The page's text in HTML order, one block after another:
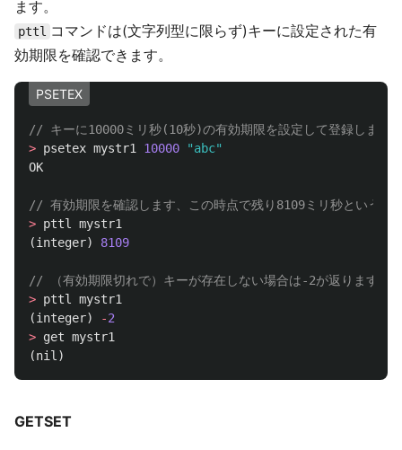
ます。
pttl コマンドは(文字列型に限らず)キーに設定された有
効期限を確認できます。
PSETEX
// キーに10000ミリ秒(10秒)の有効期限を設定して登録します
> psetex mystr1 10000
"abc"
OK
// 有効期限を確認します、この時点で残り8109ミリ秒というこ
> pttl
mystr1
(integer) 8109
// （有効期限切れで）キーが存在しない場合は-2が返ります
> pttl
mystr1
(integer) -2
> get mystr1
(nil )
GETSET